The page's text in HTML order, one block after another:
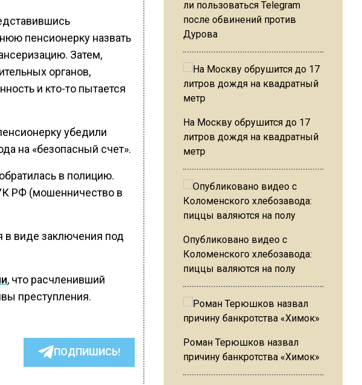
пенсионерку назвать
Затем,
органов,
и кто-то пытается
убедили
на «безопасный счет».
в полицию.
РФ (мошенничество в
в виде заключения под
, что расчленивший
преступления.
ПОДПИШИСЬ!
ли пользоваться Telegram
после обвинений против
Дурова
На Москву обрушится до 17
литров дождя на квадратный
метр
Опубликовано видео с
Коломенского хлебозавода:
пиццы валяются на полу
Роман Терюшков назвал
причину банкротства «Химок»